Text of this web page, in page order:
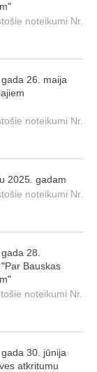
noteikumi Nr.
26. maija
noteikumi Nr.
2025. gadam
noteikumi Nr.
28.
Bauskas
noteikumi Nr.
30. jūnija
atkritumu